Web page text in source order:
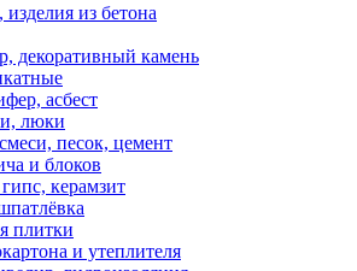
из бетона
декоративный камень
асбест
люки
песок, цемент
и блоков
керамзит
плитки
и утеплителя